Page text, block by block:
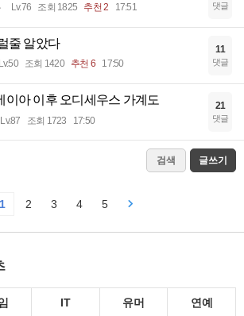
Lv.76 조회 1825 추천 2 17:51 댓글
줄 알았다
Lv.50 조회 1420 추천 6 17:50
11
댓글
이아 이후 오디세우스 가계도
Lv.87 조회 1723 17:50
21
댓글
검색 글쓰기
1 2 3 4 5
IT 유머 연예